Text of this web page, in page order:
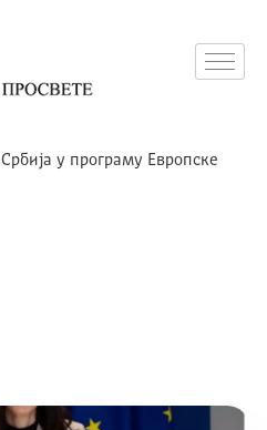
Србијa у програму Европске